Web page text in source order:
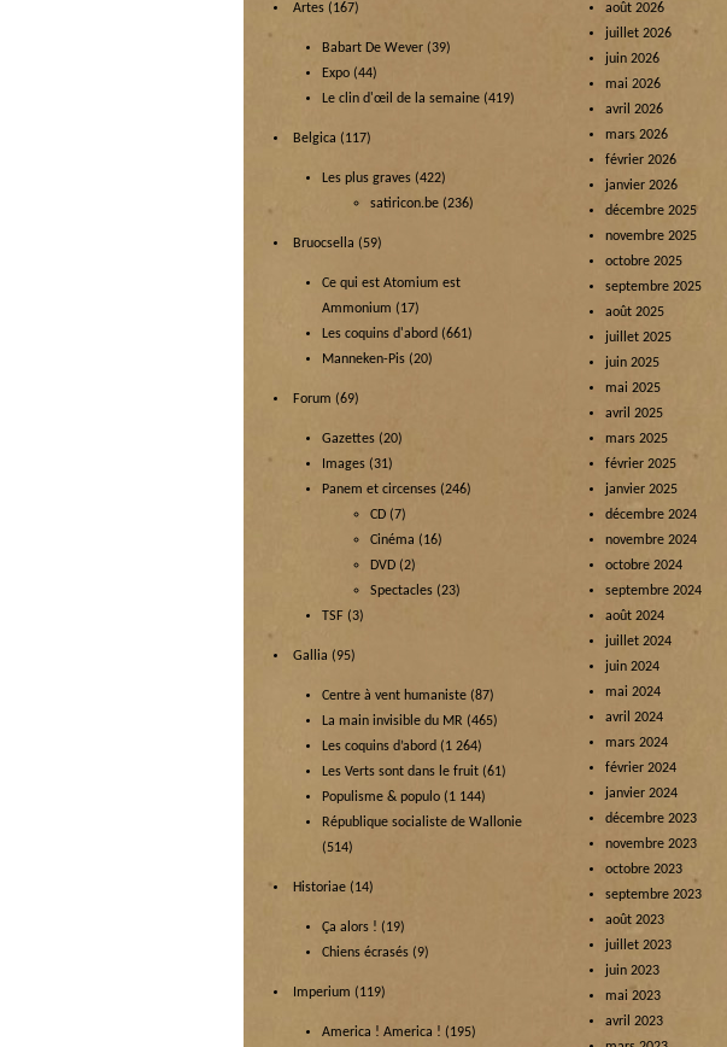
Artes (167)
Babart De Wever (39)
Expo (44)
Le clin d'œil de la semaine (419)
Belgica (117)
Les plus graves (422)
satiricon.be (236)
Bruocsella (59)
Ce qui est Atomium est
Ammonium (17)
Les coquins d'abord (661)
Manneken-Pis (20)
Forum (69)
Gazettes (20)
Images (31)
Panem et circenses (246)
CD (7)
Cinéma (16)
DVD (2)
Spectacles (23)
TSF (3)
Gallia (95)
Centre à vent humaniste (87)
La main invisible du MR (465)
Les coquins d’abord (1 264)
Les Verts sont dans le fruit (61)
Populisme & populo (1 144)
République socialiste de Wallonie
(514)
Historiae (14)
Ça alors ! (19)
Chiens écrasés (9)
Imperium (119)
America ! America ! (195)
août 2026
juillet 2026
juin 2026
mai 2026
avril 2026
mars 2026
février 2026
janvier 2026
décembre 2025
novembre 2025
octobre 2025
septembre 2025
août 2025
juillet 2025
juin 2025
mai 2025
avril 2025
mars 2025
février 2025
janvier 2025
décembre 2024
novembre 2024
octobre 2024
septembre 2024
août 2024
juillet 2024
juin 2024
mai 2024
avril 2024
mars 2024
février 2024
janvier 2024
décembre 2023
novembre 2023
octobre 2023
septembre 2023
août 2023
juillet 2023
juin 2023
mai 2023
avril 2023